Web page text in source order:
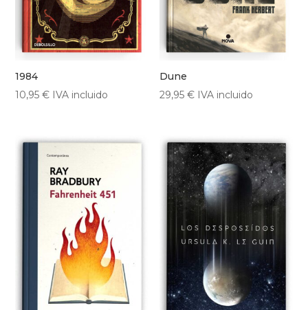
1984
10,95€ IVA incluido
Dune
29,95€ IVA incluido